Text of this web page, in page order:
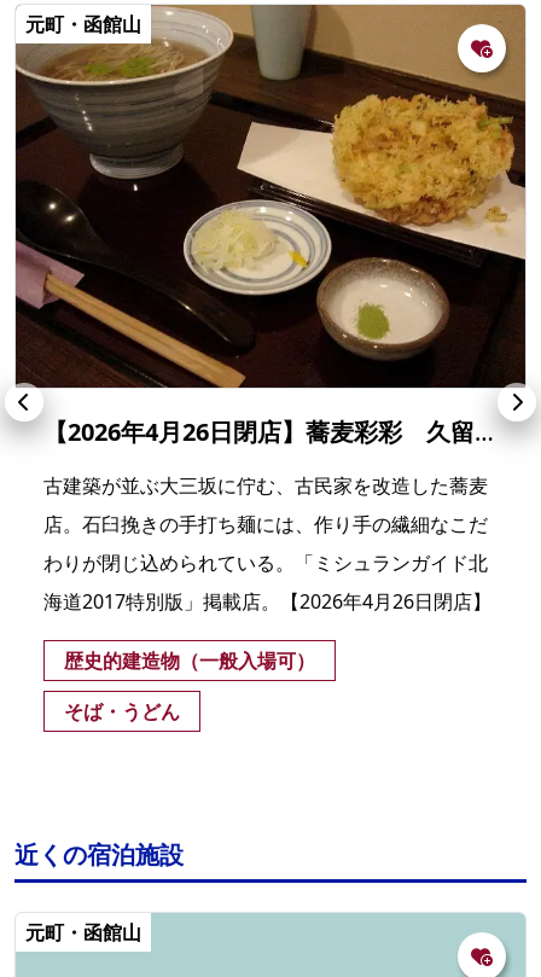
元町・函館山
【2026年4月26日閉店】蕎麦彩彩 久留葉
古建築が並ぶ大三坂に佇む、古民家を改造した蕎麦
店。石臼挽きの手打ち麺には、作り手の繊細なこだ
わりが閉じ込められている。「ミシュランガイド北
海道2017特別版」掲載店。【2026年4月26日閉店】
歴史的建造物（一般入場可）
そば・うどん
近くの宿泊施設
元町・函館山